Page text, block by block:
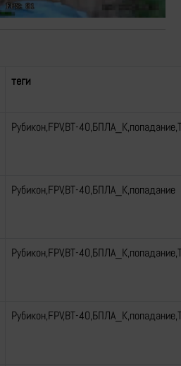
теги
Рубикон,FPV,ВТ-
Рубикон,FPV,ВТ-40,БПЛА_К,попадание
Рубикон,FPV,ВТ-
Рубикон,FPV,ВТ-